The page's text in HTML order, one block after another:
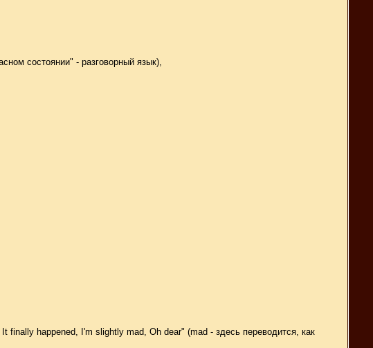
состоянии" - разговорный язык),
happened, I'm slightly mad, Oh dear" (mad - здесь переводится, как